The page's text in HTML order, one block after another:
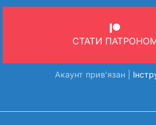
СТАТИ
Акаунт прив'язан |